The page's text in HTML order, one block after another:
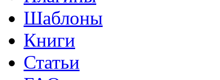
Шаблоны
Книги
Статьи